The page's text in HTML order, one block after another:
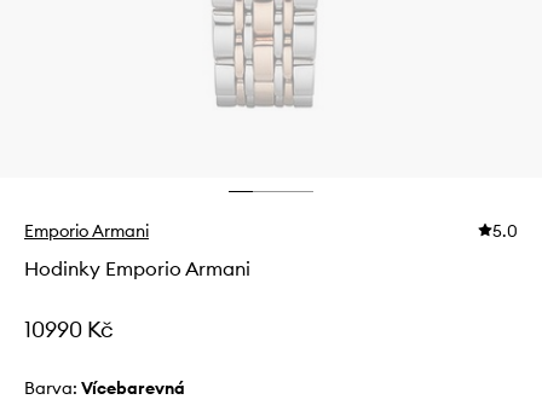
Emporio Armani 5.0
Hodinky Emporio Armani
10990 Kč
Barva: vícebarevná